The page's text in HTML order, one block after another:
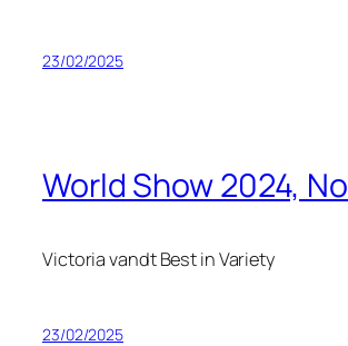
23/02/2025
World Show 2024,
Victoria vandt Best in Variety
23/02/2025